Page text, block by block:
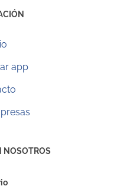
app
NOSOTROS